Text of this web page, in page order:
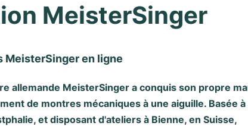
MeisterSinger
MeisterSinger en ligne
allemande MeisterSinger a conquis son propre
de montres mécaniques à une aiguille. Basée
et disposant d'ateliers à Bienne, en Suisse,